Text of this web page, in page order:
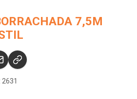
7,5M